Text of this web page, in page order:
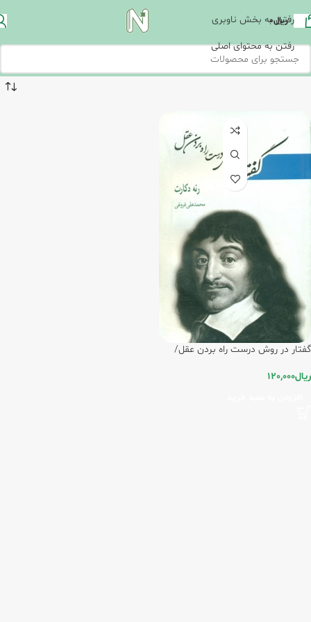
رفتن به بخش ناوبری
رفتن به محتوای اصلی
ریال0
گفتار در روش درست راه بردن عقل/
ریال120,000